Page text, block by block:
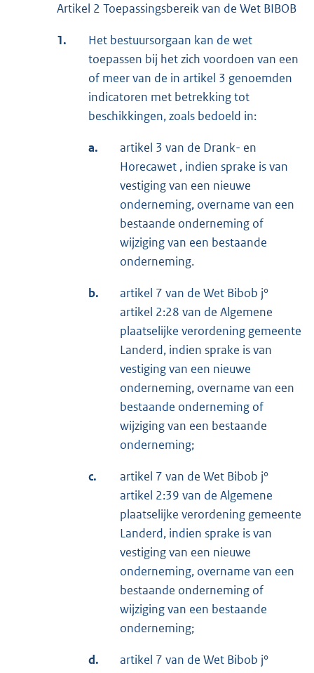
Artikel 2 Toepassingsbereik van de Wet BIBOB
1.
Het bestuursorgaan kan de wet
toepassen bij het zich voordoen van een
of meer van de in artikel 3 genoemden
indicatoren met betrekking tot
beschikkingen, zoals bedoeld in:
a.
artikel 3 van de Drank- en
Horecawet , indien sprake is van
vestiging van een nieuwe
onderneming, overname van een
bestaande onderneming of
wijziging van een bestaande
onderneming.
b.
artikel 7 van de Wet Bibob j°
artikel 2:28 van de Algemene
plaatselijke verordening gemeente
Landerd, indien sprake is van
vestiging van een nieuwe
onderneming, overname van een
bestaande onderneming of
wijziging van een bestaande
onderneming;
c.
artikel 7 van de Wet Bibob j°
artikel 2:39 van de Algemene
plaatselijke verordening gemeente
Landerd, indien sprake is van
vestiging van een nieuwe
onderneming, overname van een
bestaande onderneming of
wijziging van een bestaande
onderneming;
d.
artikel 7 van de Wet Bibob j°